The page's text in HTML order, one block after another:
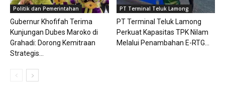
Politik dan Pemerintahan
Gubernur Khofifah Terima
Kunjungan Dubes Maroko di
Grahadi: Dorong Kemitraan
Strategis...
PT Terminal Teluk Lamong
PT Terminal Teluk Lamong
Perkuat Kapasitas TPK Nilam
Melalui Penambahan E-RTG...